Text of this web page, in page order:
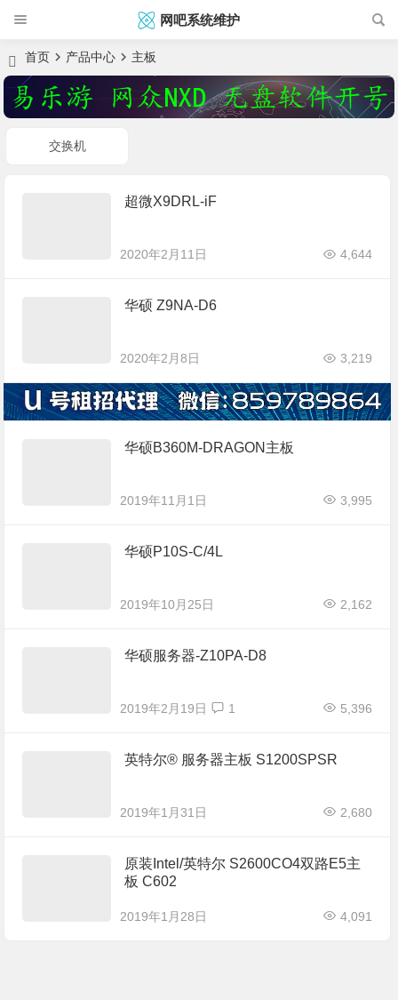
网吧系统维护
首页 产品中心 主板
交换机
超微X9DRL-iF
2020年2月11日 4,644
华硕 Z9NA-D6
2020年2月8日 3,219
华硕B360M-DRAGON主板
2019年11月1日 3,995
华硕P10S-C/4L
2019年10月25日 2,162
华硕服务器-Z10PA-D8
2019年2月19日 5,396
1
英特尔® 服务器主板 S1200SPSR
2019年1月31日 2,680
原装Intel/英特尔 S2600CO4双路E5主
板 C602
2019年1月28日 4,091